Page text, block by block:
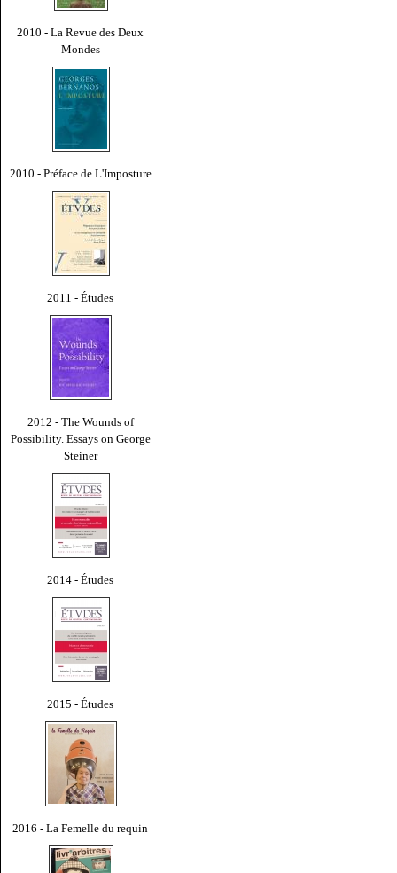
2010 - La Revue des Deux
Mondes
2010 - Préface de L'Imposture
2011 - Études
2012 - The Wounds of
Possibility. Essays on George
Steiner
2014 - Études
2015 - Études
2016 - La Femelle du requin